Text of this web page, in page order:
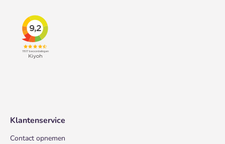
Klantenservice
Contact opnemen